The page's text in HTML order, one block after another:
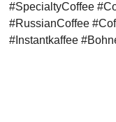
#SpecialtyCoffee
#RussianCoffee
#Instantkaffee